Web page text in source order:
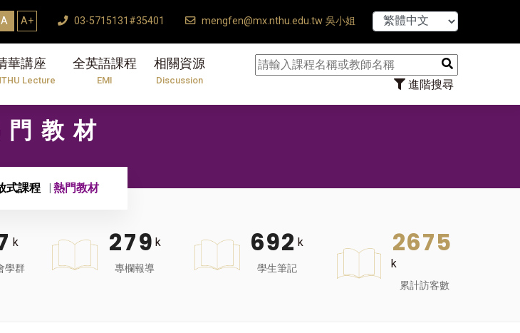
A A+ 03-5715131#35401 mengfen@mx.nthu.edu.tw 吳小姐
華講座
Lecture
全英語課程
EMI
相關資源
Discussion 進階搜尋
【7/31】114
門教材
式課程 熱門教材
k
學群
279 k
專欄報導
692 k
學生筆記
2675
k
累計訪客數